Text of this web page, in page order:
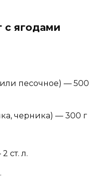
с ягодами
или песочное) — 500
черника) — 300 г
ст. л.